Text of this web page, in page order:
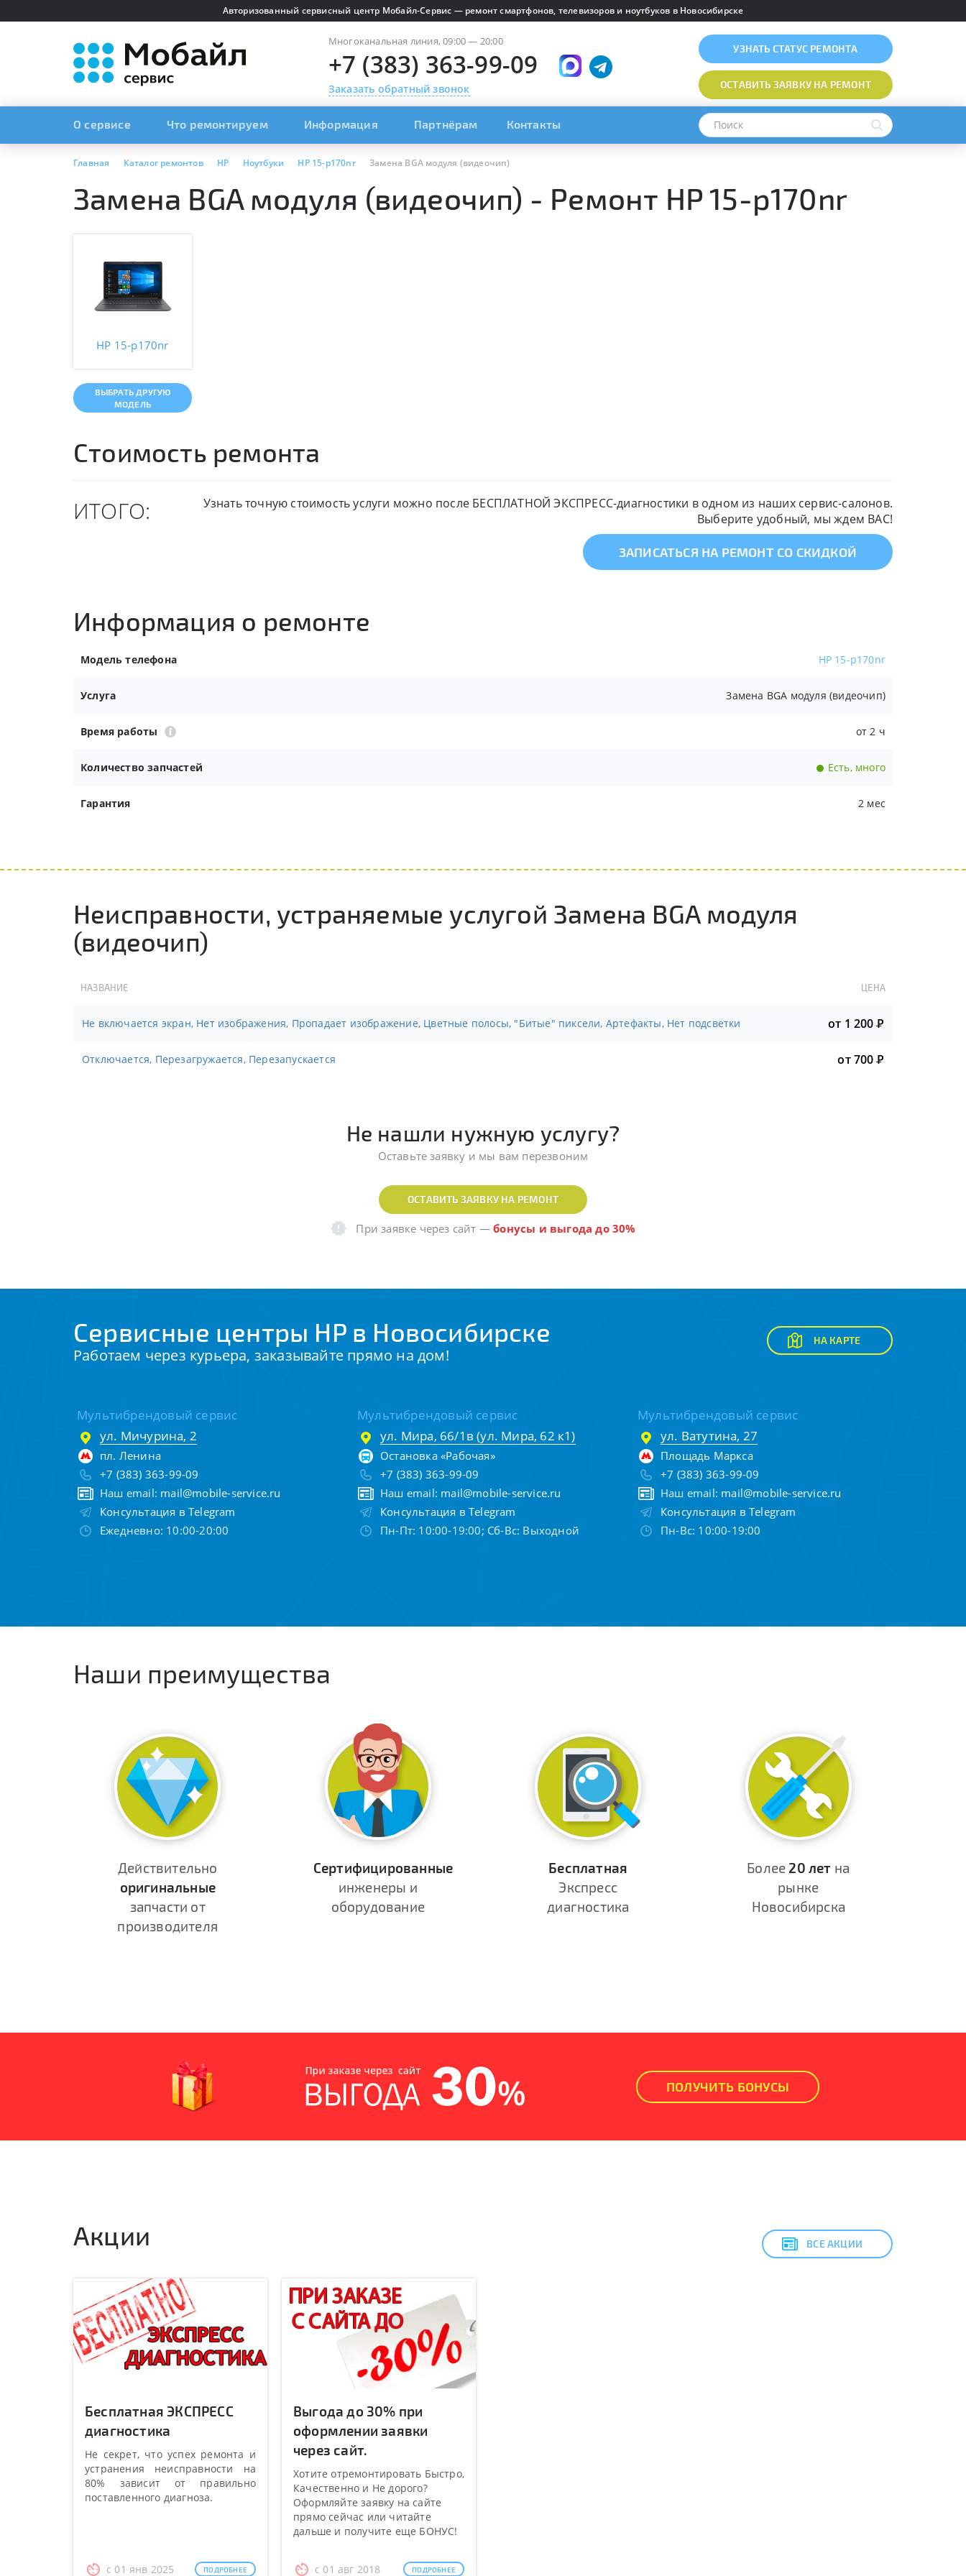
Авторизованный сервисный центр Мобайл-Сервис — ремонт смартфонов, телевизоров и ноутбуков в Новосибирске
Многоканальная линия, 09:00 — 20:00
+7 (383) 363-99-09
Заказать обратный звонок
УЗНАТЬ СТАТУС РЕМОНТА
ОСТАВИТЬ ЗАЯВКУНА РЕМОНТ
О сервисе Что ремонтируем Информация Партнёрам Контакты
Главная Каталог ремонтов HP Ноутбуки HP 15-p170nr Замена BGA модуля (видеочип)
Замена BGA модуля (видеочип) - Ремонт HP 15-p170nr
HP 15-p170nr
ВЫБРАТЬ ДРУГУЮ
МОДЕЛЬ
Стоимость ремонта
ИТОГО:
Узнать точную стоимость услуги можно после БЕСПЛАТНОЙ ЭКСПРЕСС-диагностики в одном из наших сервис-салонов.
Выберите удобный, мы ждем ВАС!
ЗАПИСАТЬСЯ НА РЕМОНТ СО СКИДКОЙ
Информация о ремонте
Модель телефона HP 15-p170nr
Услуга Замена BGA модуля (видеочип)
Время работы от 2 ч
Количество запчастей Есть, много
Гарантия 2 мес
Неисправности, устраняемые услугой Замена BGA модуля
(видеочип)
НАЗВАНИЕ ЦЕНА
Не включается экран, Нет изображения, Пропадает изображение, Цветные полосы, "Битые" пиксели, Артефакты, Нет подсветки от 1 200Р
Отключается, Перезагружается, Перезапускается от 700Р
Не нашли нужную услугу?
Оставьте заявку и мы вам перезвоним
ОСТАВИТЬ ЗАЯВКУ НА РЕМОНТ
При заявке через сайт —бонусы и выгода до 30%
Сервисные центры HP в Новосибирске
Работаем через курьера, заказывайте прямо на дом!
НА КАРТЕ
Мультибрендовый сервис
ул. Мичурина, 2
пл. Ленина
+7 (383) 363-99-09
Наш email: mail@mobile-service.ru
Консультация в Telegram
Ежедневно: 10:00-20:00
Мультибрендовый сервис
ул. Мира, 66/1в (ул. Мира, 62 к1)
Остановка «Рабочая»
+7 (383) 363-99-09
Наш email: mail@mobile-service.ru
Консультация в Telegram
Пн-Пт: 10:00-19:00; Сб-Вс: Выходной
Мультибрендовый сервис
ул. Ватутина, 27
Площадь Маркса
+7 (383) 363-99-09
Наш email: mail@mobile-service.ru
Консультация в Telegram
Пн-Вс: 10:00-19:00
Наши преимущества
Действительно
оригинальные
запчасти от
производителя
Сертифицированные
инженеры и
оборудование
Бесплатная
Экспресс
диагностика
Более 20 лет на
рынке
Новосибирска
ПОЛУЧИТЬ БОНУСЫ
Акции ВСЕ АКЦИИ
Бесплатная ЭКСПРЕСС
диагностика
Не секрет, что успех ремонта и
устранения неисправности на
80% зависит от правильно
поставленного диагноза.
с 01 янв 2025 ПОДРОБНЕЕ
Выгода до 30% при
оформлении заявки
через сайт.
Хотите отремонтировать Быстро,
Качественно и Не дорого?
Оформляйте заявку на сайте
прямо сейчас или читайте
дальше и получите еще БОНУС!
с 01 авг 2018 ПОДРОБНЕЕ